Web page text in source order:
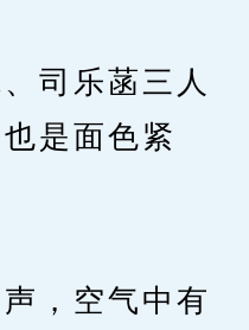
司乐菡三人
是面色紧
，空气中有